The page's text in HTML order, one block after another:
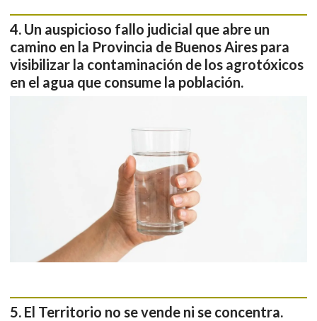
Un auspicioso fallo judicial que abre un
camino en la Provincia de Buenos Aires para
visibilizar la contaminación de los agrotóxicos
en el agua que consume la población.
El Territorio no se vende ni se concentra.